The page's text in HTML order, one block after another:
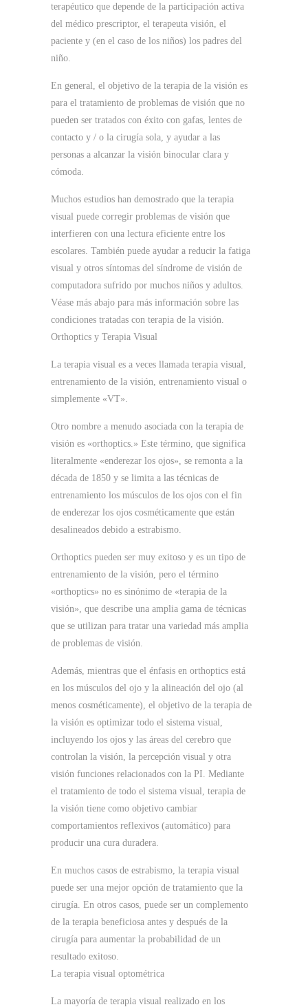
terapéutico que depende de la participación activa
del médico prescriptor, el terapeuta visión, el
paciente y (en el caso de los niños) los padres del
niño.
En general, el objetivo de la terapia de la visión es
para el tratamiento de problemas de visión que no
pueden ser tratados con éxito con gafas, lentes de
contacto y / o la cirugía sola, y ayudar a las
personas a alcanzar la visión binocular clara y
cómoda.
Muchos estudios han demostrado que la terapia
visual puede corregir problemas de visión que
interfieren con una lectura eficiente entre los
escolares. También puede ayudar a reducir la fatiga
visual y otros síntomas del síndrome de visión de
computadora sufrido por muchos niños y adultos.
Véase más abajo para más información sobre las
condiciones tratadas con terapia de la visión.
Orthoptics y Terapia Visual
La terapia visual es a veces llamada terapia visual,
entrenamiento de la visión, entrenamiento visual o
simplemente «VT».
Otro nombre a menudo asociada con la terapia de
visión es «orthoptics.» Este término, que significa
literalmente «enderezar los ojos», se remonta a la
década de 1850 y se limita a las técnicas de
entrenamiento los músculos de los ojos con el fin
de enderezar los ojos cosméticamente que están
desalineados debido a estrabismo.
Orthoptics pueden ser muy exitoso y es un tipo de
entrenamiento de la visión, pero el término
«orthoptics» no es sinónimo de «terapia de la
visión», que describe una amplia gama de técnicas
que se utilizan para tratar una variedad más amplia
de problemas de visión.
Además, mientras que el énfasis en orthoptics está
en los músculos del ojo y la alineación del ojo (al
menos cosméticamente), el objetivo de la terapia de
la visión es optimizar todo el sistema visual,
incluyendo los ojos y las áreas del cerebro que
controlan la visión, la percepción visual y otra
visión funciones relacionados con la PI. Mediante
el tratamiento de todo el sistema visual, terapia de
la visión tiene como objetivo cambiar
comportamientos reflexivos (automático) para
producir una cura duradera.
En muchos casos de estrabismo, la terapia visual
puede ser una mejor opción de tratamiento que la
cirugía. En otros casos, puede ser un complemento
de la terapia beneficiosa antes y después de la
cirugía para aumentar la probabilidad de un
resultado exitoso.
La terapia visual optométrica
La mayoría de terapia visual realizado en los